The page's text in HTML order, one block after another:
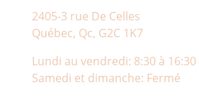
2405-3 rue De Celles
Québec, Qc, G2C 1K7
Lundi au vendredi: 8:30 à 16:30
Samedi et dimanche: Fermé